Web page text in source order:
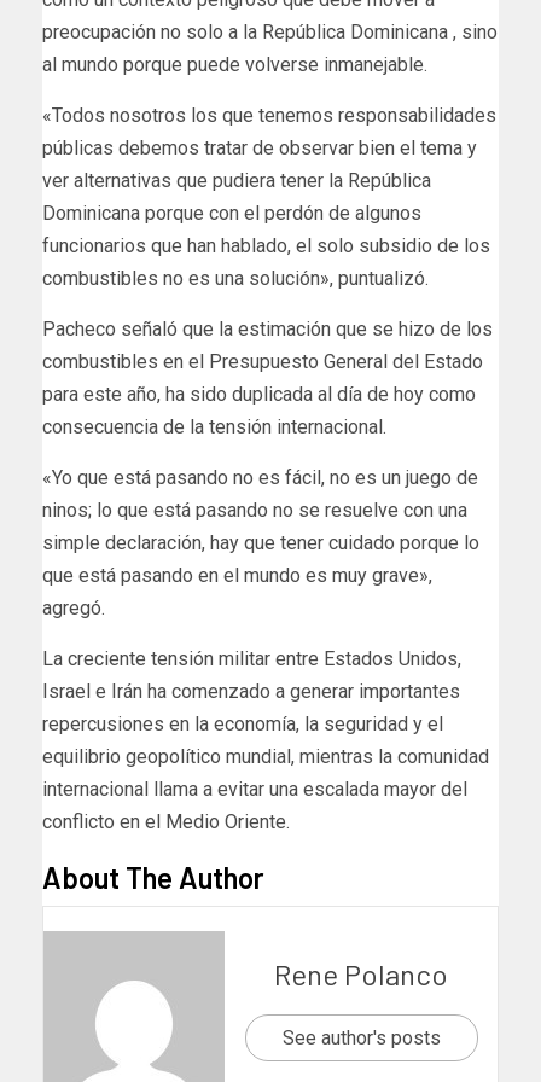
preocupación no solo a la República Dominicana , sino
al mundo porque puede volverse inmanejable.
«Todos nosotros los que tenemos responsabilidades
públicas debemos tratar de observar bien el tema y
ver alternativas que pudiera tener la República
Dominicana porque con el perdón de algunos
funcionarios que han hablado, el solo subsidio de los
combustibles no es una solución», puntualizó.
Pacheco señaló que la estimación que se hizo de los
combustibles en el Presupuesto General del Estado
para este año, ha sido duplicada al día de hoy como
consecuencia de la tensión internacional.
«Yo que está pasando no es fácil, no es un juego de
ninos; lo que está pasando no se resuelve con una
simple declaración, hay que tener cuidado porque lo
que está pasando en el mundo es muy grave»,
agregó.
La creciente tensión militar entre Estados Unidos,
Israel e Irán ha comenzado a generar importantes
repercusiones en la economía, la seguridad y el
equilibrio geopolítico mundial, mientras la comunidad
internacional llama a evitar una escalada mayor del
conflicto en el Medio Oriente.
About The Author
Rene Polanco
See author's posts